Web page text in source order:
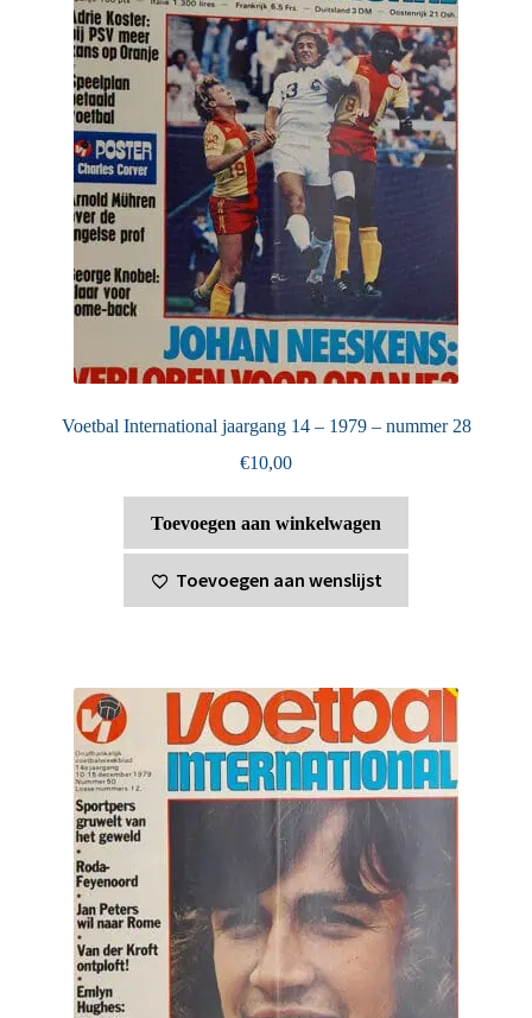
Voetbal International jaargang 14 – 1979 – nummer 28
€10,00
Toevoegen aan winkelwagen
Toevoegen aan wenslijst